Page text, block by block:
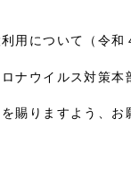
用について（令和
ナウイルス対策
賜りますよう、お